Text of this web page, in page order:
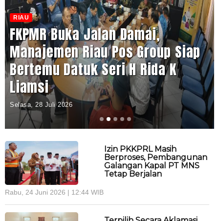
RIAU
FKPMR Buka Jalan Damai,
Manajemen Riau Pos Group Siap
Bertemu Datuk Seri H Rida K
Liamsi
Selasa, 28 Juli 2026
Izin PKKPRL Masih
Berproses, Pembangunan
Galangan Kapal PT MNS
Tetap Berjalan
Rabu, 24 Juni 2026 | 12:44 WIB